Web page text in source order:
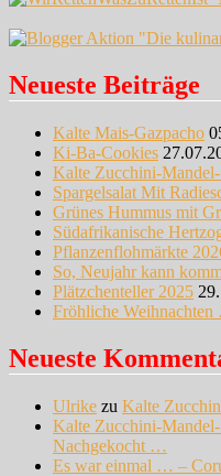
Neueste Beiträge
Kalte Mais-Gazpacho
Ki-Ba-Cookies
Kalte Zucchini-
Spargelsalat Mit
Grünes Hummus mit
Südafrikanische
Pflanzenflohmärkte
So, Neujahr kann
Plätzchenteller 2025
Fröhliche
Neueste
Ulrike zu Kalte
Kalte Zucchini-
Nachgekocht …
Es war einmal … –